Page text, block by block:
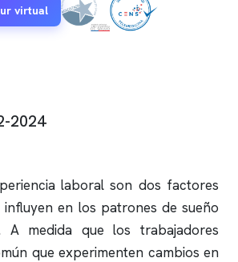
virtual
2024
laboral son dos factores
en los patrones de sueño
A medida que los trabajadores
que experimenten cambios en